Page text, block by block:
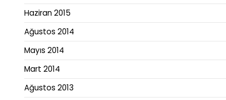
Haziran 2015
Ağustos 2014
Mayıs 2014
Mart 2014
Ağustos 2013